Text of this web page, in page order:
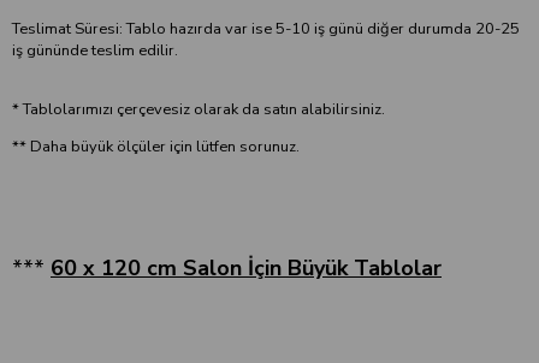
Teslimat Süresi: Tablo hazırda var ise 5-10 iş günü diğer durumda 20-25
iş gününde teslim edilir.
* Tablolarımızı çerçevesiz olarak da satın alabilirsiniz.
** Daha büyük ölçüler için lütfen sorunuz.
*** 60 x 120 cm Salon İçin Büyük Tablolar